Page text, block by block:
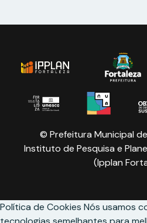
© Prefeitura Municipal
Instituto de Pesquisa e
(Ipplan
Política de Cookies Nós usamos